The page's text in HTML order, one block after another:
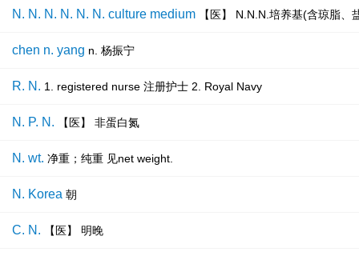
N. N. N. N. N. N. culture medium 【医】 N.N.N.培养基(含琼脂
chen n. yang n. 杨振宁
R. N. 1. registered nurse 注册护士 2. Royal Navy
N. P. N. 【医】 非蛋白氮
N. wt. 净重；纯重 见net weight.
N. Korea 朝
C. N. 【医】 明晚